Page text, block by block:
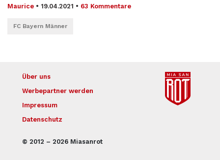
Maurice • 19.04.2021 • 63 Kommentare
FC Bayern Männer
© 2012 – 2026 Miasanrot
Über uns
Werbepartner werden
Impressum
Datenschutz